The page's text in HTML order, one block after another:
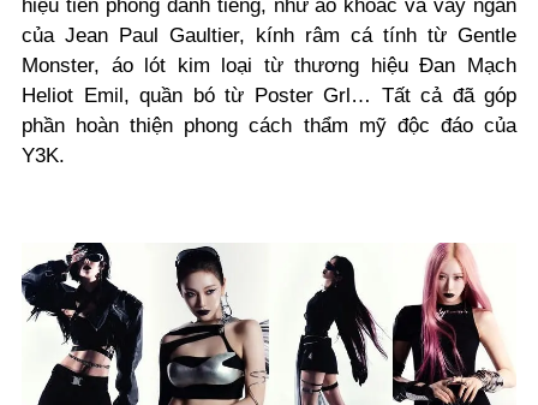
hiệu tiên phong danh tiếng, như áo khoác và váy ngắn
của Jean Paul Gaultier, kính râm cá tính từ Gentle
Monster, áo lót kim loại từ thương hiệu Đan Mạch
Heliot Emil, quần bó từ Poster Grl… Tất cả đã góp
phần hoàn thiện phong cách thẩm mỹ độc đáo của
Y3K.